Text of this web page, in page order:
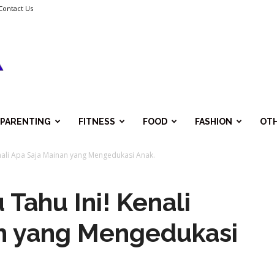
Us
PARENTING FITNESS FOOD FASHION
Apa Saja Mainan yang Mengedukasi Anak.
Tahu Ini! Kenali
yang Mengedukasi